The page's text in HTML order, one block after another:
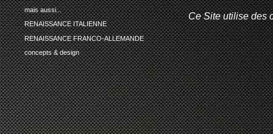
mais aussi...
RENAISSANCE ITALIENNE
RENAISSANCE FRANCO-ALLEMANDE
concepts & design
Ce Site utilise des